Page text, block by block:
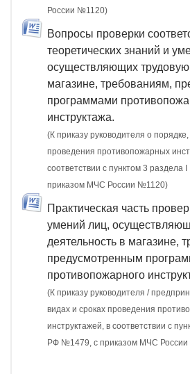
России №1120)
Вопросы проверки
теоретических знаний и
осуществляющих трудовую
магазине, требованиям,
программами
инструктажа.
(К приказу руководителя о
проведения противопожарных
соответствии с пунктом 3
приказом МЧС России №1120)
Практическая часть
умений лиц,
деятельность в магазине,
предусмотренным
противопожарного
(К приказу руководителя /
видах и сроках проведения
инструктажей, в соответствии с
РФ №1479, с приказом МЧС